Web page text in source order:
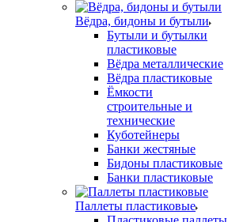
Вёдра, бидоны и бутыли
Бутыли и бутылки
пластиковые
Вёдра металлические
Вёдра пластиковые
Ёмкости
строительные и
технические
Куботейнеры
Банки жестяные
Бидоны пластиковые
Банки пластиковые
Паллеты пластиковые